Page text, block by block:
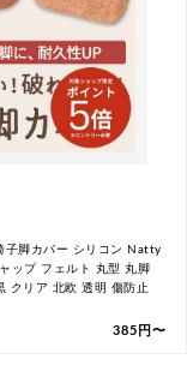
子脚カバー シリコン Natty
ップ フェルト 丸型 丸脚
クリア 北欧 透明 傷防止
385円〜